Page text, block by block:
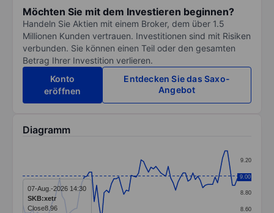
Möchten Sie mit dem Investieren beginnen?
Handeln Sie Aktien mit einem Broker, dem über 1.5
Millionen Kunden vertrauen. Investitionen sind mit Risiken
verbunden. Sie können einen Teil oder den gesamten
Betrag Ihrer Investition verlieren.
Konto
eröffnen
Entdecken Sie das Saxo-
Angebot
Diagramm
Line chart with 88 data points.
The chart has 1 X axis displaying categories.
The chart has 1 Y axis displaying values. Data 8.60
8.80
9.00
9.20
9.00
07-Aug.-2026 14:30
SKB:xetr
Close8.96